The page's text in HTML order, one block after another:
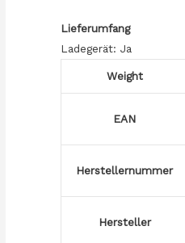
Lieferumfang
Ladegerät: Ja
Weight
EAN
Herstellernummer
Hersteller